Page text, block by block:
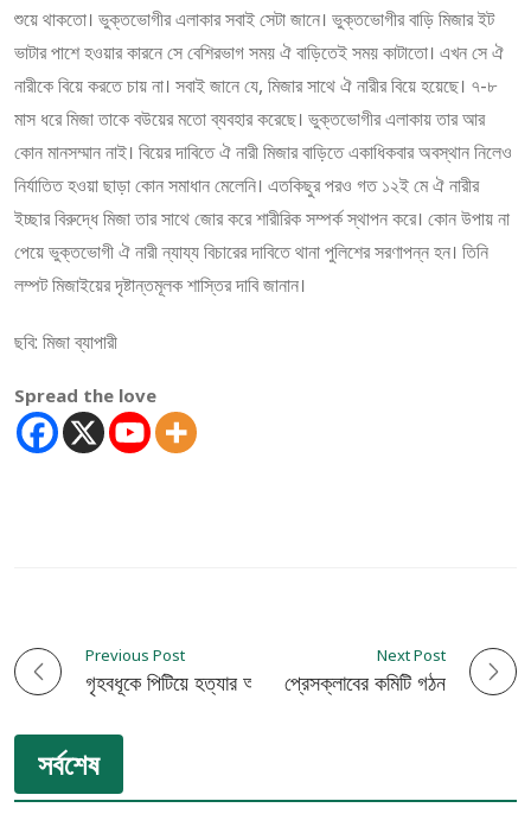
শুয়ে থাকতো। ভুক্তভোগীর এলাকার সবাই সেটা জানে। ভুক্তভোগীর বাড়ি মিজার ইট
ভাটার পাশে হওয়ার কারনে সে বেশিরভাগ সময় ঐ বাড়িতেই সময় কাটাতো। এখন সে ঐ
নারীকে বিয়ে করতে চায় না। সবাই জানে যে, মিজার সাথে ঐ নারীর বিয়ে হয়েছে। ৭-৮
মাস ধরে মিজা তাকে বউয়ের মতো ব্যবহার করেছে। ভুক্তভোগীর এলাকায় তার আর
কোন মানসম্মান নাই। বিয়ের দাবিতে ঐ নারী মিজার বাড়িতে একাধিকবার অবস্থান নিলেও
নির্যাতিত হওয়া ছাড়া কোন সমাধান মেলেনি। এতকিছুর পরও গত ১২ই মে ঐ নারীর
ইচ্ছার বিরুদ্ধে মিজা তার সাথে জোর করে শারীরিক সম্পর্ক স্থাপন করে। কোন উপায় না
পেয়ে ভুক্তভোগী ঐ নারী ন্যায্য বিচারের দাবিতে থানা পুলিশের সরণাপন্ন হন। তিনি
লম্পট মিজাইয়ের দৃষ্টান্তমূলক শাস্তির দাবি জানান।
ছবি: মিজা ব্যাপারী
Spread the love
P
o
Previous Post
গৃহবধূকে পিটিয়ে হত্যার অভিযোগ!
Next Post
শৈলকুপা উপজেলা প্রেসক্লাবের কমিটি গঠন
সর্বশেষ